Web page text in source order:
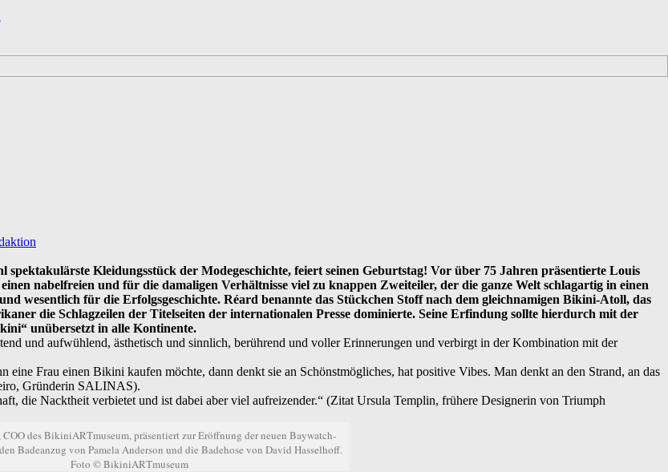
Kleidungsstück der Modegeschichte, feiert seinen Geburtstag! Vor über 75 Jahren präsentierte Louis
nabelfreien und für die damaligen Verhältnisse viel zu knappen Zweiteiler, der die ganze Welt schlagartig in einen
wesentlich für die Erfolgsgeschichte. Réard benannte das Stückchen Stoff nach dem gleichnamigen Bikini-Atoll, das
die Schlagzeilen der Titelseiten der internationalen Presse dominierte. Seine Erfindung sollte hierdurch mit der
unübersetzt in alle Kontinente.
und aufwühlend, ästhetisch und sinnlich, berührend und voller Erinnerungen und verbirgt in der Kombination mit der
eine Frau einen Bikini kaufen möchte, dann denkt sie an Schönstmögliches, hat positive Vibes. Man denkt an den Strand, an das
Gründerin SALINAS).
die Nacktheit verbietet und ist dabei aber viel aufreizender.“ (Zitat Ursula Templin, frühere Designerin von Triumph
des BikiniARTmuseum, präsentiert zur Eröffnung der neuen Baywatch-
Badeanzug von Pamela Anderson und die Badehose von David Hasselhoff.
Foto © BikiniARTmuseum